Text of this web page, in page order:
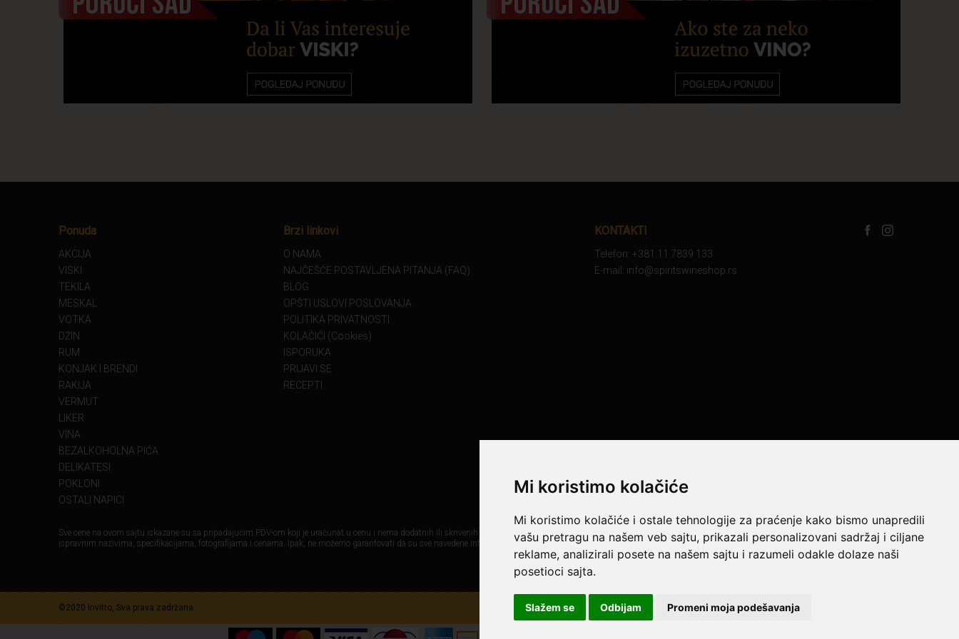
Mi koristimo kolačiće
Mi koristimo kolačiće i ostale tehnologije za praćenje kako bismo unapredili
vašu pretragu na našem veb sajtu, prikazali personalizovani sadržaj i ciljane
reklame, analizirali posete na našem sajtu i razumeli odakle dolaze naši
posetioci sajta.
Slažem se Odbijam Promeni moja podešavanja
Ponuda
AKCIJA
VISKI
TEKILA
MESKAL
VOTKA
DŽIN
RUM
KONJAK I BRENDI
RAKIJA
VERMUT
LIKER
VINA
BEZALKOHOLNA PIĆA
DELIKATESI
POKLONI
OSTALI NAPICI
Brzi linkovi
O NAMA
NAJČEŠĆE POSTAVLJENA PITANJA (FAQ)
BLOG
OPŠTI USLOVI POSLOVANJA
POLITIKA PRIVATNOSTI
KOLAČIĆI (Cookies)
ISPORUKA
PRIJAVI SE
RECEPTI
KONTAKTI
Telefon: +381 11 7839 133
E-mail: info@spiritswineshop.rs
Sve cene na ovom sajtu iskazane su sa pripadajućim PDV-om koji je uračunat u cenu i nema dodatnih ili skrivenih troškova. Mi maksimalno koristimo sve svoje resurse da Vam svi artikli na ovom sajtu budu prikazani sa
ispravnim nazivima, specifikacijama, fotografijama i cenama. Ipak, ne možemo garantovati da su sve navedene informacije i fotografije proizvoda na ovom sajtu u potpunosti ispravne.
©2020 Invitto, Sva prava zadržana